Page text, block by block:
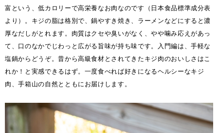
富という、低カロリーで高栄養なお肉なのです（日本食品標準成分表
より）。キジの脂は格別で、鍋やすき焼き、ラーメンなどにすると濃
厚なだしがとれます。肉質はクセや臭いがなく、やや噛み応えがあっ
て、口のなかでじわっと広がる旨味が持ち味です。入門編は、手軽な
塩鍋からどうぞ。昔から高級食材とされてきたキジ肉のおいしさはこ
れか！と実感できるはず。一度食べれば好きになるヘルシーなキジ
肉、手箱山の自然とともにお届けします。